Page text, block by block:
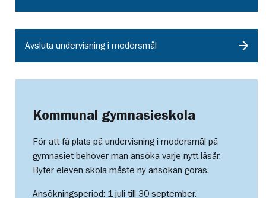
Avsluta undervisning i modersmål
Kommunal gymnasieskola
För att få plats på undervisning i modersmål på
gymnasiet behöver man ansöka varje nytt läsår.
Byter eleven skola måste ny ansökan göras.
Ansökningsperiod: 1 juli till 30 september.